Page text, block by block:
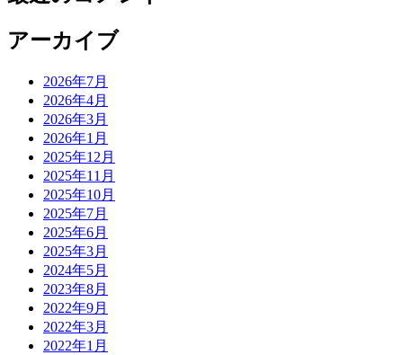
アーカイブ
2026年7月
2026年4月
2026年3月
2026年1月
2025年12月
2025年11月
2025年10月
2025年7月
2025年6月
2025年3月
2024年5月
2023年8月
2022年9月
2022年3月
2022年1月